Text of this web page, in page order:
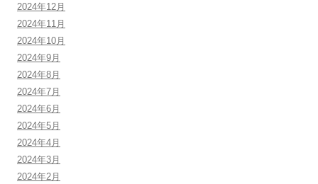
2024年12月
2024年11月
2024年10月
2024年9月
2024年8月
2024年7月
2024年6月
2024年5月
2024年4月
2024年3月
2024年2月